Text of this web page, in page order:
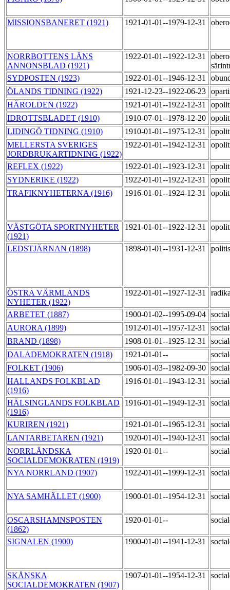
MISSIONSBANERET (1921) 1921-01-01--1979-12-31
NORRBOTTENS LÄNS
ANNONSBLAD (1921)
1922-01-01--1922-12-31
SYDPOSTEN (1923)
1922-01-01--1946-12-31
ÖLANDS TIDNING (1922)
1921-12-23--1922-06-23
HÄROLDEN (1922)
1921-01-01--1922-12-31
IDROTTSBLADET (1910)
1910-07-01--1978-12-20
LIDINGÖ TIDNING (1910)
1910-01-01--1975-12-31
MELLERSTA SVERIGES
JORDBRUKARTIDNING (1922)
1922-01-01--1942-12-31
REFLEX (1922) 1922-01-01--1923-12-31
SYDNERIKE (1922)
1922-01-01--1922-12-31
TRAFIKNYHETERNA (1916)
1916-01-01--1924-12-31
VÄSTGÖTA SPORTNYHETER
(1921)
1921-01-01--1922-12-31
LEDSTJÄRNAN (1898) 1898-01-01--1931-12-31
ÖSTRA VÄRMLANDS
NYHETER (1922)
1922-01-01--1927-12-31
ARBETET (1887) 1900-01-02--1995-09-04
AURORA (1899)
1912-01-01--1957-12-31
BRAND (1898)
1908-01-01--1925-12-31
DALADEMOKRATEN (1918)
1921-01-01--
FOLKET (1906)
1906-01-03--1982-09-30
HALLANDS FOLKBLAD
(1916)
1916-01-01--1943-12-31
HÄLSINGLANDS FOLKBLAD
(1916)
1916-01-01--1949-12-31
KURIREN (1921) 1921-01-01--1965-12-31
LANTARBETAREN (1921)
1920-01-01--1940-12-31
NORRLÄNDSKA
SOCIALDEMOKRATEN (1919)
1920-01-01--
NYA NORRLAND (1907) 1922-01-01--1999-12-31
NYA SAMHÄLLET (1900) 1900-01-01--1954-12-31
OSCARSHAMNSPOSTEN
(1862)
1920-01-01--
SIGNALEN (1900) 1900-01-01--1941-12-31
SKÅNSKA
SOCIALDEMOKRATEN (1907)
1907-01-01--1954-12-31